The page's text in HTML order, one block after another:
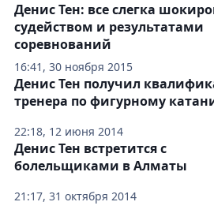
16:41, 30 ноября 2015
Денис Тен: все слегка
судейством и результатами
соревнований
22:18, 12 июня 2014
Денис Тен получил
тренера по фигурному
21:17, 31 октября 2014
Денис Тен встретится с
болельщиками в Алматы